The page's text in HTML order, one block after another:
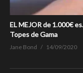
EL MEJOR de 1.000€
Topes de Gama
Jane Bond 14/09/2020